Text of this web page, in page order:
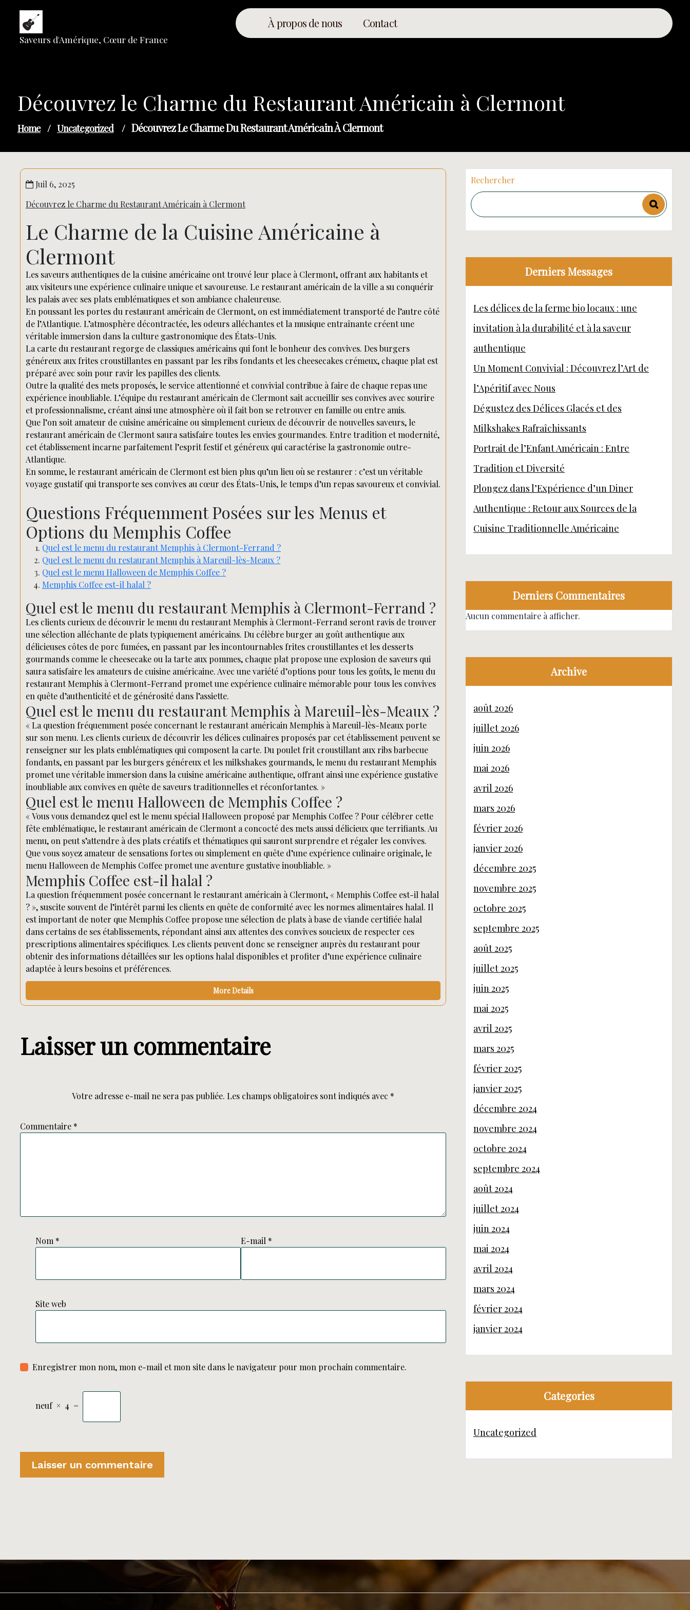
content
Saveurs d'Amérique, Cœur de France
À propos de nous Contact
Découvrez le Charme du Restaurant Américain à Clermont
Home / Uncategorized / Découvrez Le Charme Du Restaurant Américain À Clermont
Juil 6, 2025
Découvrez le Charme du Restaurant Américain à Clermont
Le Charme de la Cuisine Américaine à
Clermont
Les saveurs authentiques de la cuisine américaine ont trouvé leur place à Clermont, offrant aux habitants et
aux visiteurs une expérience culinaire unique et savoureuse. Le restaurant américain de la ville a su conquérir
les palais avec ses plats emblématiques et son ambiance chaleureuse.
En poussant les portes du restaurant américain de Clermont, on est immédiatement transporté de l’autre côté
de l’Atlantique. L’atmosphère décontractée, les odeurs alléchantes et la musique entraînante créent une
véritable immersion dans la culture gastronomique des États-Unis.
La carte du restaurant regorge de classiques américains qui font le bonheur des convives. Des burgers
généreux aux frites croustillantes en passant par les ribs fondants et les cheesecakes crémeux, chaque plat est
préparé avec soin pour ravir les papilles des clients.
Outre la qualité des mets proposés, le service attentionné et convivial contribue à faire de chaque repas une
expérience inoubliable. L’équipe du restaurant américain de Clermont sait accueillir ses convives avec sourire
et professionnalisme, créant ainsi une atmosphère où il fait bon se retrouver en famille ou entre amis.
Que l’on soit amateur de cuisine américaine ou simplement curieux de découvrir de nouvelles saveurs, le
restaurant américain de Clermont saura satisfaire toutes les envies gourmandes. Entre tradition et modernité,
cet établissement incarne parfaitement l’esprit festif et généreux qui caractérise la gastronomie outre-
Atlantique.
En somme, le restaurant américain de Clermont est bien plus qu’un lieu où se restaurer : c’est un véritable
voyage gustatif qui transporte ses convives au cœur des États-Unis, le temps d’un repas savoureux et convivial.
Questions Fréquemment Posées sur les Menus et
Options du Memphis Coffee
Quel est le menu du restaurant Memphis à Clermont-Ferrand ?
Quel est le menu du restaurant Memphis à Mareuil-lès-Meaux ?
Quel est le menu Halloween de Memphis Coffee ?
Memphis Coffee est-il halal ?
Quel est le menu du restaurant Memphis à Clermont-Ferrand ?
Les clients curieux de découvrir le menu du restaurant Memphis à Clermont-Ferrand seront ravis de trouver
une sélection alléchante de plats typiquement américains. Du célèbre burger au goût authentique aux
délicieuses côtes de porc fumées, en passant par les incontournables frites croustillantes et les desserts
gourmands comme le cheesecake ou la tarte aux pommes, chaque plat propose une explosion de saveurs qui
saura satisfaire les amateurs de cuisine américaine. Avec une variété d’options pour tous les goûts, le menu du
restaurant Memphis à Clermont-Ferrand promet une expérience culinaire mémorable pour tous les convives
en quête d’authenticité et de générosité dans l’assiette.
Quel est le menu du restaurant Memphis à Mareuil-lès-Meaux ?
« La question fréquemment posée concernant le restaurant américain Memphis à Mareuil-lès-Meaux porte
sur son menu. Les clients curieux de découvrir les délices culinaires proposés par cet établissement peuvent se
renseigner sur les plats emblématiques qui composent la carte. Du poulet frit croustillant aux ribs barbecue
fondants, en passant par les burgers généreux et les milkshakes gourmands, le menu du restaurant Memphis
promet une véritable immersion dans la cuisine américaine authentique, offrant ainsi une expérience gustative
inoubliable aux convives en quête de saveurs traditionnelles et réconfortantes. »
Quel est le menu Halloween de Memphis Coffee ?
« Vous vous demandez quel est le menu spécial Halloween proposé par Memphis Coffee ? Pour célébrer cette
fête emblématique, le restaurant américain de Clermont a concocté des mets aussi délicieux que terrifiants. Au
menu, on peut s’attendre à des plats créatifs et thématiques qui sauront surprendre et régaler les convives.
Que vous soyez amateur de sensations fortes ou simplement en quête d’une expérience culinaire originale, le
menu Halloween de Memphis Coffee promet une aventure gustative inoubliable. »
Memphis Coffee est-il halal ?
La question fréquemment posée concernant le restaurant américain à Clermont, « Memphis Coffee est-il halal
? », suscite souvent de l’intérêt parmi les clients en quête de conformité avec les normes alimentaires halal. Il
est important de noter que Memphis Coffee propose une sélection de plats à base de viande certifiée halal
dans certains de ses établissements, répondant ainsi aux attentes des convives soucieux de respecter ces
prescriptions alimentaires spécifiques. Les clients peuvent donc se renseigner auprès du restaurant pour
obtenir des informations détaillées sur les options halal disponibles et profiter d’une expérience culinaire
adaptée à leurs besoins et préférences.
More Details
Laisser un commentaire
Votre adresse e-mail ne sera pas publiée. Les champs obligatoires sont indiqués avec *
Commentaire *
Nom * E-mail *
Site web
Enregistrer mon nom, mon e-mail et mon site dans le navigateur pour mon prochain commentaire.
neuf × 4 =
Rechercher
Derniers Messages
Les délices de la ferme bio locaux : une
invitation à la durabilité et à la saveur
authentique
Un Moment Convivial : Découvrez l’Art de
l’Apéritif avec Nous
Dégustez des Délices Glacés et des
Milkshakes Rafraîchissants
Portrait de l’Enfant Américain : Entre
Tradition et Diversité
Plongez dans l’Expérience d’un Diner
Authentique : Retour aux Sources de la
Cuisine Traditionnelle Américaine
Derniers Commentaires
Aucun commentaire à afficher.
Archive
août 2026
juillet 2026
juin 2026
mai 2026
avril 2026
mars 2026
février 2026
janvier 2026
décembre 2025
novembre 2025
octobre 2025
septembre 2025
août 2025
juillet 2025
juin 2025
mai 2025
avril 2025
mars 2025
février 2025
janvier 2025
décembre 2024
novembre 2024
octobre 2024
septembre 2024
août 2024
juillet 2024
juin 2024
mai 2024
avril 2024
mars 2024
février 2024
janvier 2024
Categories
Uncategorized